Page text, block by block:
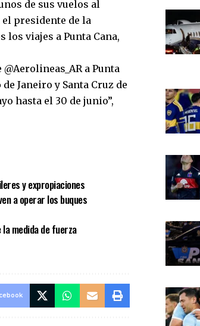
de sus vuelos al
presidente de la
los viajes a Punta Cana,
a Punta
Janeiro y Santa Cruz de
hasta el 30 de junio”,
y expropiaciones
a operar los buques
medida de fuerza